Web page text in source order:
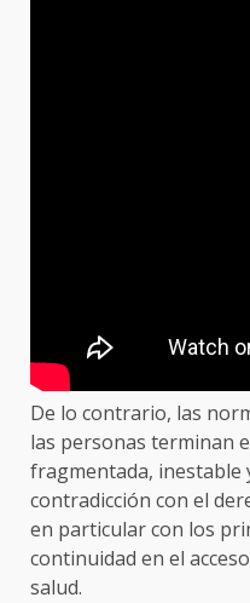
De lo contrario, las
las personas terminan
fragmentada, inestable
contradicción con el
en particular con los
continuidad en el
salud.